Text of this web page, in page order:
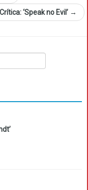
Crítica: ‘Speak no Evil’ →